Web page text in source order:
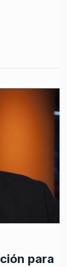
para